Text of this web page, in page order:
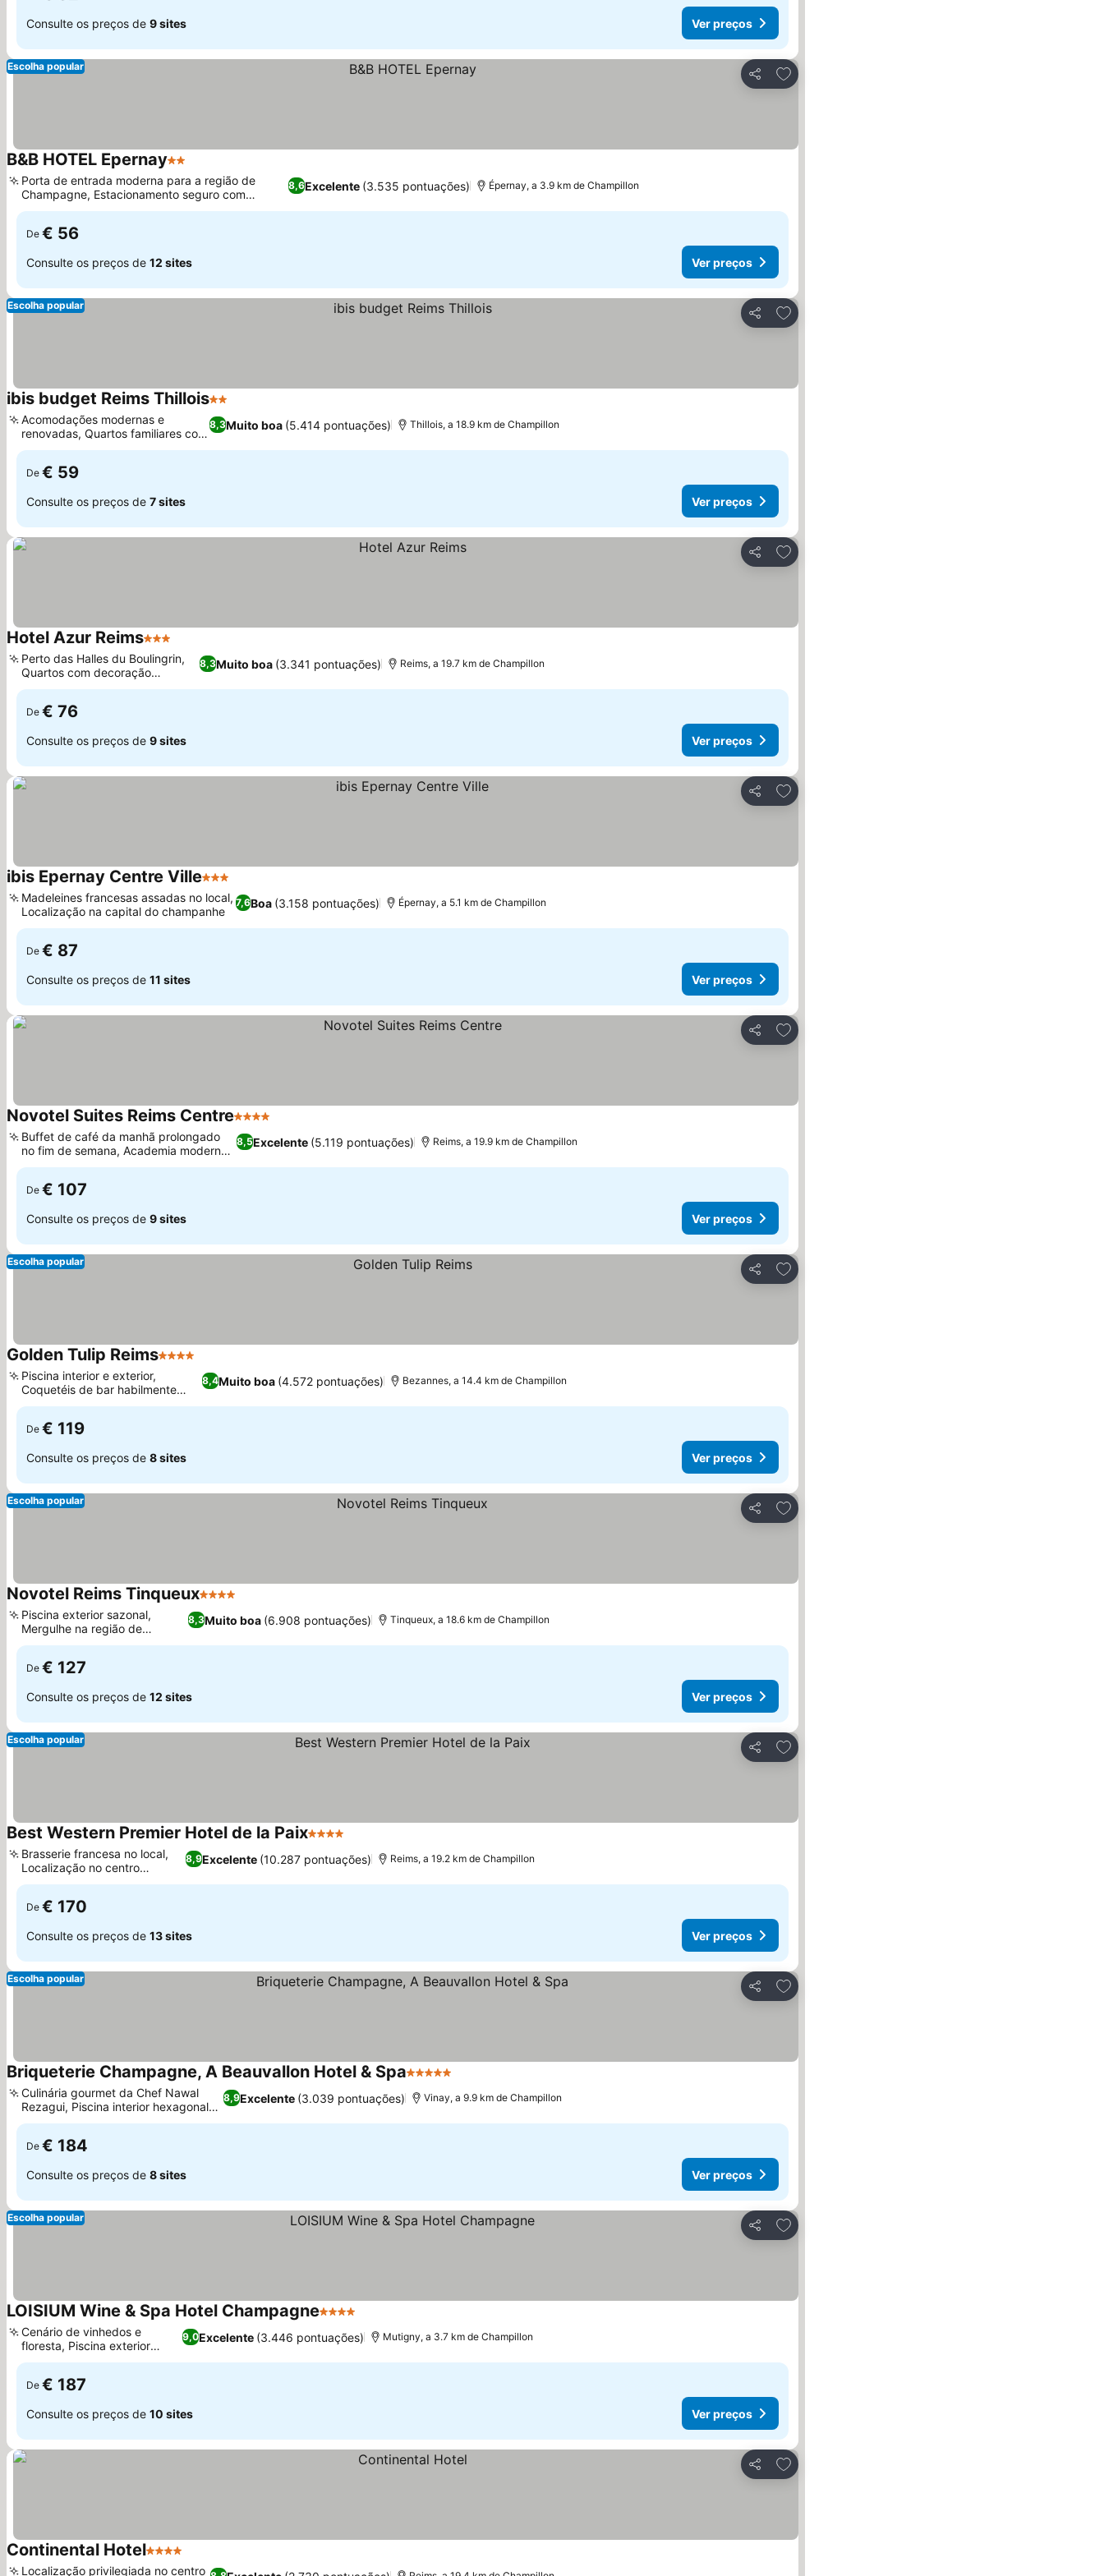
Consulte os preços de 9 sites Ver preços
Partilhar
Adicionar aos favoritos
Escolha popular
B&B HOTEL Epernay2 Estrelas
8,6Excelente (3.535 pontuações)
Porta de entrada moderna para a região de
Champagne, Estacionamento seguro com
carregamento para veículos elétricos
Épernay, a 3.9 km de Champillon
De € 56
Consulte os preços de 12 sites Ver preços
Partilhar
Adicionar aos favoritos
Escolha popular
ibis budget Reims Thillois2 Estrelas
8,3Muito boa (5.414 pontuações)
Acomodações modernas e
renovadas, Quartos familiares com
beliches
Thillois, a 18.9 km de Champillon
De € 59
Consulte os preços de 7 sites Ver preços
Partilhar
Adicionar aos favoritos
Hotel Azur Reims3 Estrelas
8,3Muito boa (3.341 pontuações)
Perto das Halles du Boulingrin,
Quartos com decoração
individual
Reims, a 19.7 km de Champillon
De € 76
Consulte os preços de 9 sites Ver preços
Partilhar
Adicionar aos favoritos
ibis Epernay Centre Ville3 Estrelas
7,6Boa (3.158 pontuações)
Madeleines francesas assadas no local,
Localização na capital do champanhe
Épernay, a 5.1 km de Champillon
De € 87
Consulte os preços de 11 sites Ver preços
Partilhar
Adicionar aos favoritos
Novotel Suites Reims Centre4 Estrelas
8,5Excelente (5.119 pontuações)
Buffet de café da manhã prolongado
no fim de semana, Academia moderna
24 horas
Reims, a 19.9 km de Champillon
De € 107
Consulte os preços de 9 sites Ver preços
Partilhar
Adicionar aos favoritos
Escolha popular
Golden Tulip Reims4 Estrelas
8,4Muito boa (4.572 pontuações)
Piscina interior e exterior,
Coquetéis de bar habilmente
preparados
Bezannes, a 14.4 km de Champillon
De € 119
Consulte os preços de 8 sites Ver preços
Partilhar
Adicionar aos favoritos
Escolha popular
Novotel Reims Tinqueux4 Estrelas
8,3Muito boa (6.908 pontuações)
Piscina exterior sazonal,
Mergulhe na região de
Champagne
Tinqueux, a 18.6 km de Champillon
De € 127
Consulte os preços de 12 sites Ver preços
Partilhar
Adicionar aos favoritos
Escolha popular
Best Western Premier Hotel de la Paix4 Estrelas
8,9Excelente (10.287 pontuações)
Brasserie francesa no local,
Localização no centro
histórico
Reims, a 19.2 km de Champillon
De € 170
Consulte os preços de 13 sites Ver preços
Partilhar
Adicionar aos favoritos
Escolha popular
Briqueterie Champagne, A Beauvallon Hotel & Spa5 Estrelas
8,9Excelente (3.039 pontuações)
Culinária gourmet da Chef Nawal
Rezagui, Piscina interior hexagonal
aquecida
Vinay, a 9.9 km de Champillon
De € 184
Consulte os preços de 8 sites Ver preços
Partilhar
Adicionar aos favoritos
Escolha popular
LOISIUM Wine & Spa Hotel Champagne4 Estrelas
9,0Excelente (3.446 pontuações)
Cenário de vinhedos e
floresta, Piscina exterior
aquecida
Mutigny, a 3.7 km de Champillon
De € 187
Consulte os preços de 10 sites Ver preços
Partilhar
Adicionar aos favoritos
Continental Hotel4 Estrelas
Localização privilegiada no centro